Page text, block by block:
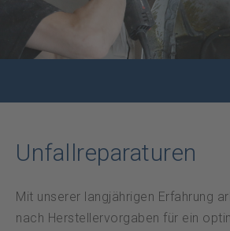
Notfall
Unfallreparaturen
Mit unserer langjährigen Erfahrung
nach Herstellervorgaben für ein